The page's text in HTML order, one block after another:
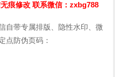
痕修改 联系微信：zxbg788
自带专属排版、隐性水印、微
点防伪页码：